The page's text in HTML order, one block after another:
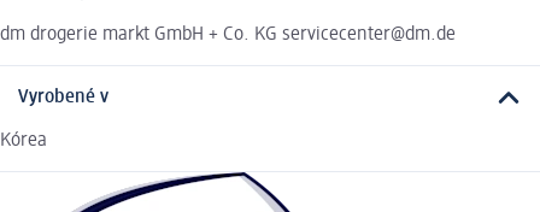
dm drogerie markt GmbH + Co. KG servicecenter@dm.de
Vyrobené v
Kórea